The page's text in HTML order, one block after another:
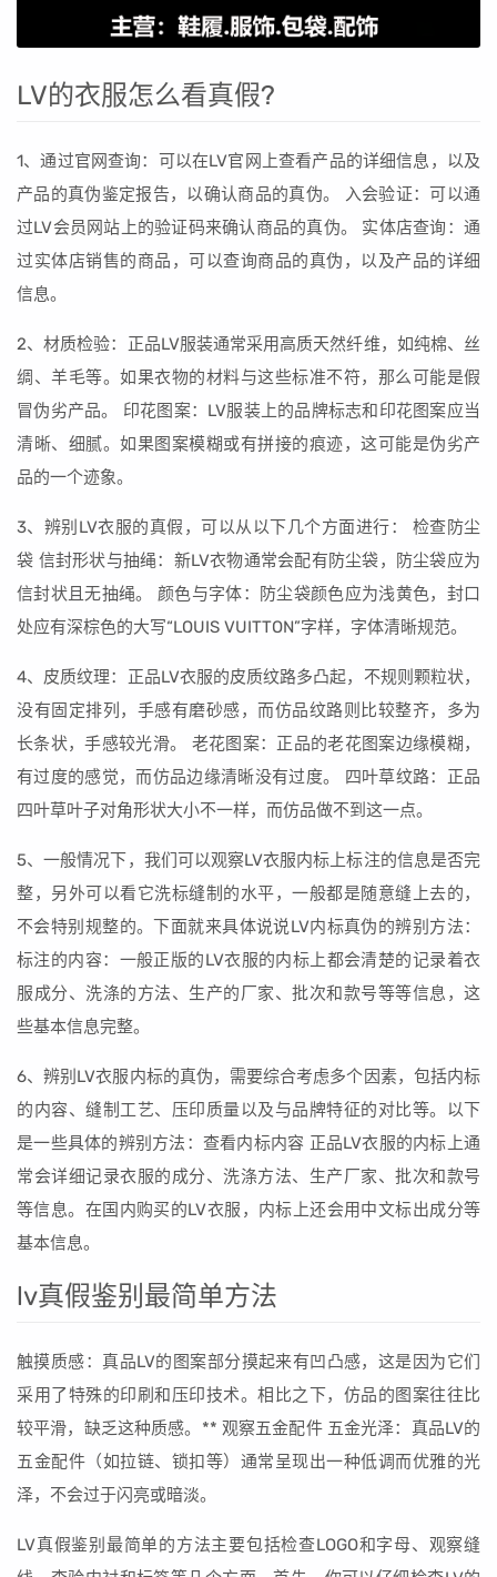
LV的衣服怎么看真假?
1、通过官网查询：可以在LV官网上查看产品的详细信息，以及
产品的真伪鉴定报告，以确认商品的真伪。 入会验证：可以通
过LV会员网站上的验证码来确认商品的真伪。 实体店查询：通
过实体店销售的商品，可以查询商品的真伪，以及产品的详细
信息。
2、材质检验：正品LV服装通常采用高质天然纤维，如纯棉、丝
绸、羊毛等。如果衣物的材料与这些标准不符，那么可能是假
冒伪劣产品。 印花图案：LV服装上的品牌标志和印花图案应当
清晰、细腻。如果图案模糊或有拼接的痕迹，这可能是伪劣产
品的一个迹象。
3、辨别LV衣服的真假，可以从以下几个方面进行： 检查防尘
袋 信封形状与抽绳：新LV衣物通常会配有防尘袋，防尘袋应为
信封状且无抽绳。 颜色与字体：防尘袋颜色应为浅黄色，封口
处应有深棕色的大写“LOUIS VUITTON”字样，字体清晰规范。
4、皮质纹理：正品LV衣服的皮质纹路多凸起，不规则颗粒状，
没有固定排列，手感有磨砂感，而仿品纹路则比较整齐，多为
长条状，手感较光滑。 老花图案：正品的老花图案边缘模糊，
有过度的感觉，而仿品边缘清晰没有过度。 四叶草纹路：正品
四叶草叶子对角形状大小不一样，而仿品做不到这一点。
5、一般情况下，我们可以观察LV衣服内标上标注的信息是否完
整，另外可以看它洗标缝制的水平，一般都是随意缝上去的，
不会特别规整的。下面就来具体说说LV内标真伪的辨别方法：
标注的内容：一般正版的LV衣服的内标上都会清楚的记录着衣
服成分、洗涤的方法、生产的厂家、批次和款号等等信息，这
些基本信息完整。
6、辨别LV衣服内标的真伪，需要综合考虑多个因素，包括内标
的内容、缝制工艺、压印质量以及与品牌特征的对比等。以下
是一些具体的辨别方法：查看内标内容 正品LV衣服的内标上通
常会详细记录衣服的成分、洗涤方法、生产厂家、批次和款号
等信息。在国内购买的LV衣服，内标上还会用中文标出成分等
基本信息。
lv真假鉴别最简单方法
触摸质感：真品LV的图案部分摸起来有凹凸感，这是因为它们
采用了特殊的印刷和压印技术。相比之下，仿品的图案往往比
较平滑，缺乏这种质感。** 观察五金配件 五金光泽：真品LV的
五金配件（如拉链、锁扣等）通常呈现出一种低调而优雅的光
泽，不会过于闪亮或暗淡。
LV真假鉴别最简单的方法主要包括检查LOGO和字母、观察缝